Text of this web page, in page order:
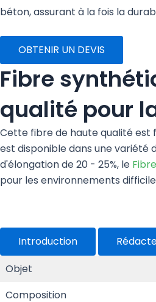
béton, assurant à la fois la
OBTENIR UN DEVIS
Fibre
qualité pour
Cette fibre de haute qualité est
est disponible dans une variété
d'élongation de 20 - 25%, le
pour les environnements
Introduction
Objet
Composition